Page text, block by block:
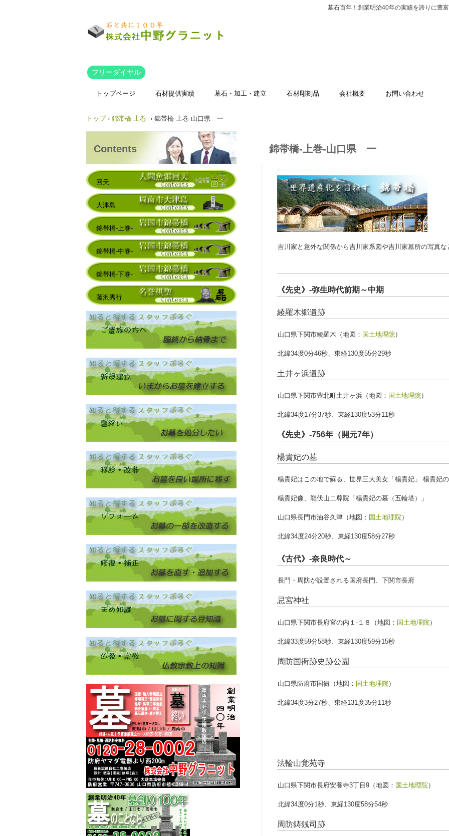
墓石百年！創業明治40年の実績を誇りに豊
フリーダイヤル
トップページ 石材提供実績 墓石・加工・建立 石材彫刻品 会社概要 お問い合わせ
トップ › 錦帯橋-上巻- › 錦帯橋-上巻-山口県 一
錦帯橋-上巻-山口県 一
吉川家と意外な関係から吉川家系図や吉川家墓所の写真な
《先史》-弥生時代前期～中期
綾羅木郷遺跡
山口県下関市綾羅木（地図： 国土地理院）
北緯34度0分46秒、東経130度55分29秒
土井ヶ浜遺跡
山口県下関市豊北町土井ヶ浜（地図： 国土地理院）
北緯34度17分37秒、東経130度53分11秒
《先史》-756年（開元7年）
楊貴妃の墓
楊貴妃はこの地で蘇る、世界三大美女「楊貴妃」 楊貴妃
楊貴妃像、龍伏山二尊院「楊貴妃の墓（五輪塔）」
山口県長門市油谷久津（地図： 国土地理院）
北緯34度24分20秒、東経130度58分27秒
《古代》-奈良時代～
長門・周防が設置される国府長門、下関市長府
忌宮神社
山口県下関市長府宮の内１-１８（地図： 国土地理院）
北緯33度59分58秒、東経130度59分15秒
周防国衙跡史跡公園
山口県防府市国衙（地図： 国土地理院）
北緯34度3分27秒、東経131度35分11秒
法輪山覚苑寺
山口県下関市長府安養寺3丁目9（地図： 国土地理院）
北緯34度0分1秒、東経130度58分54秒
周防鋳銭司跡
Contents
回天
大津島
錦帯橋-上巻-
錦帯橋-中巻-
錦帯橋-下巻-
藤沢秀行